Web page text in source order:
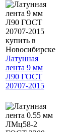
Латунная
лента 9 мм
Л90 ГОСТ
20707-2015